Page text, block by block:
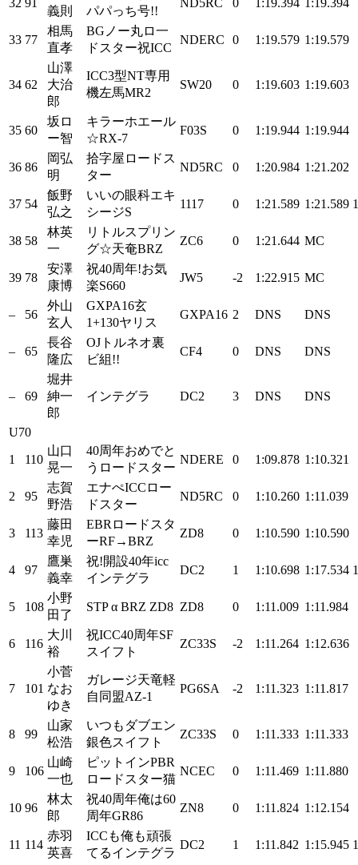
32 91
義則
パパっち号!!
ND5RC 0 1:19.394 1:19.394
33 77
相馬
直孝
BGノー丸ロ一
ドスター祝ICC
NDERC 0 1:19.579 1:19.579
34 62
山澤
大治
郎
ICC3型NT専用
機左馬MR2
SW20 0 1:19.603 1:19.603
35 60
坂ロ
ー智
キラーホエール
☆RX-7
F03S 0 1:19.944 1:19.944
36 86
岡弘
明
拾字屋ロードス
ター
ND5RC 0 1:20.984 1:21.202
37 54
飯野
弘之
いいの眼科エキ
シージS
1117 0 1:21.589 1:21.589 1
38 58
林英
一
リトルスプリン
グ☆天奄BRZ
ZC6 0 1:21.644 MC
39 78
安澤
康博
祝40周年!お気
楽S660
JW5 -2 1:22.915 MC
– 56
外山
玄人
GXPA16玄
1+130ヤリス
GXPA16 2 DNS DNS
– 65
長谷
隆広
OJトルネオ裏
ビ組!!
CF4 0 DNS DNS
– 69
堀井
紳一
郎
インテグラ DC2 3 DNS DNS
U70
1
110
山口
晃一
40周年おめでと
うロードスター
NDERE 0 1:09.878 1:10.321
2 95
志賀
野浩
エナぺICCロー
ドスター
ND5RC 0 1:10.260 1:11.039
3 113
藤田
幸児
EBRロードスタ
ーRF→BRZ
ZD8 0 1:10.590 1:10.590
4 97
鷹巣
義幸
祝!開設40年icc
インテグラ
DC2 1 1:10.698 1:17.534 1
5 108
小野
田了
STP α BRZ ZD8 ZD8 0 1:11.009 1:11.984
6 116
大川
裕
祝ICC40周年SF
スイフト
ZC33S -2 1:11.264 1:12.636
7 101
小菅
なお
ゆき
ガレージ天竜軽
自同盟AZ-1
PG6SA -2 1:11.323 1:11.817
8 99
山家
松浩
いつもダブエン
銀色スイフト
ZC33S 0 1:11.333 1:11.333
9 106
山崎
一也
ピットインPBR
ロードスター猫
NCEC 0 1:11.469 1:11.880
10 96
林太
郎
祝40周年俺は60
周年GR86
ZN8 0 1:11.824 1:12.154
11 114
赤羽
英喜
ICCも俺も頑張
てるインテグラ
DC2 1 1:11.842 1:15.945 1